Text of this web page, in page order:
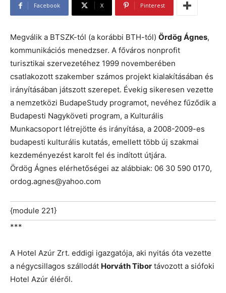
Facebook X Pinterest
Megválik a BTSZK-tól (a korábbi BTH-tól) Ördög Ágnes,
kommunikációs menedzser. A főváros nonprofit
turisztikai szervezetéhez 1999 novemberében
csatlakozott szakember számos projekt kialakításában és
irányításában játszott szerepet. Évekig sikeresen vezette
a nemzetközi BudapeStudy programot, nevéhez fűződik a
Budapesti Nagyköveti program, a Kulturális
Munkacsoport létrejötte és irányítása, a 2008-2009-es
budapesti kulturális kutatás, emellett több új szakmai
kezdeményezést karolt fel és indított útjára.
Ördög Ágnes elérhetőségei az alábbiak: 06 30 590 0170,
ordog.agnes@yahoo.com
{module 221}
***
A Hotel Azúr Zrt. eddigi igazgatója, aki nyitás óta vezette
a négycsillagos szállodát Horváth Tibor távozott a siófoki
Hotel Azúr éléről.